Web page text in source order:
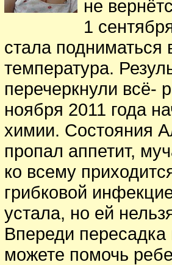
не
1
стала подниматься
температура.
перечеркнули всё-
ноября 2011 года
химии. Состояния
пропал аппетит,
ко всему
грибковой
устала, но ей
Впереди пересадка
можете помочь